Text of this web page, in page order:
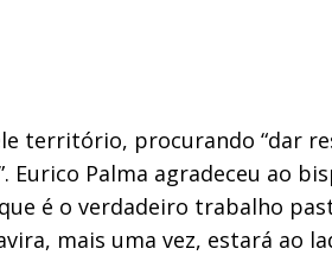
território, procurando “dar
Eurico Palma agradeceu ao
é o verdadeiro trabalho
mais uma vez, estará ao